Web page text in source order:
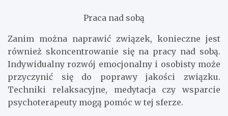
Praca nad sobą
Zanim można naprawić związek, konieczne jest
również skoncentrowanie się na pracy nad sobą.
Indywidualny rozwój emocjonalny i osobisty może
przyczynić się do poprawy jakości związku.
Techniki relaksacyjne, medytacja czy wsparcie
psychoterapeuty mogą pomóc w tej sferze.